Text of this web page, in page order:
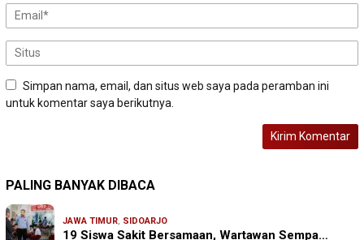
Simpan nama, email, dan situs web saya pada peramban ini
untuk komentar saya berikutnya.
PALING BANYAK DIBACA
JAWA TIMUR, SIDOARJO
19 Siswa Sakit Bersamaan, Wartawan Sempa…